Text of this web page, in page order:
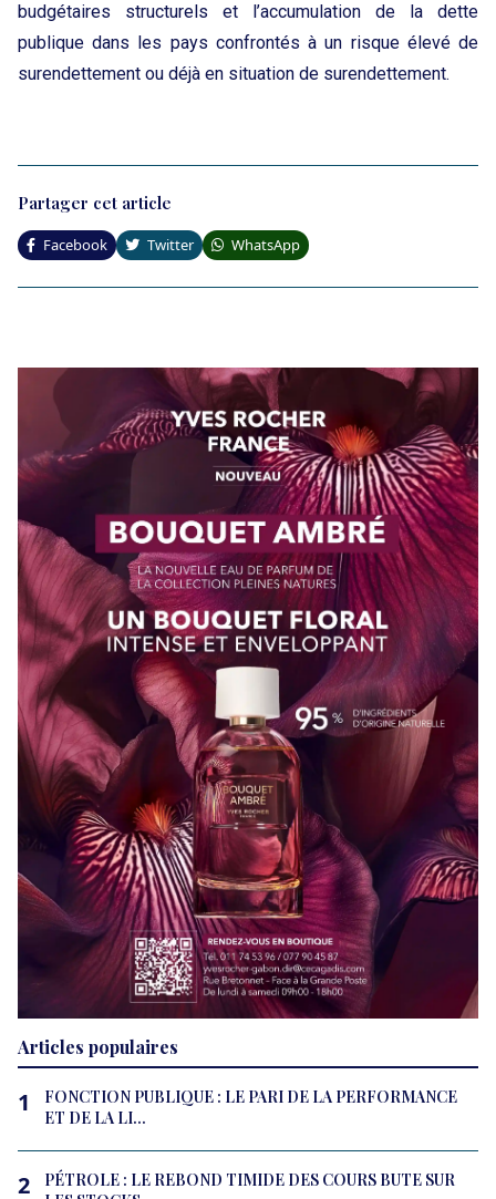
budgétaires structurels et l’accumulation de la dette
publique dans les pays confrontés à un risque élevé de
surendettement ou déjà en situation de surendettement.
Partager cet article
Facebook Twitter WhatsApp
Articles populaires
1
FONCTION PUBLIQUE : LE PARI DE LA PERFORMANCE
ET DE LA LI...
2
PÉTROLE : LE REBOND TIMIDE DES COURS BUTE SUR